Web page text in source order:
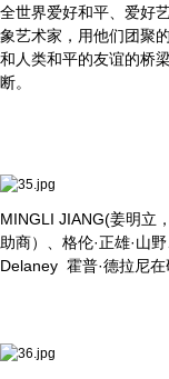
全世界爱好和平、爱好
象艺术家，用他们团聚
和人类和平的友谊的桥
断。
MINGLI JIANG(姜明立
助商）、格伦·正雄·山
Delaney 霍普·德拉尼